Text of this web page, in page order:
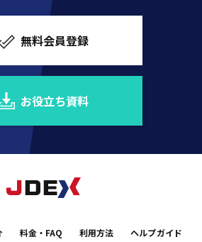
無料会員登録
お役立ち資料
料金・FAQ 利用方法 ヘルプガイド